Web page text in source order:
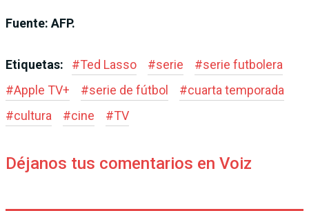
Fuente: AFP.
Etiquetas: #Ted Lasso #serie #serie futbolera
#Apple TV+ #serie de fútbol #cuarta temporada
#cultura #cine #TV
Déjanos tus comentarios en Voiz